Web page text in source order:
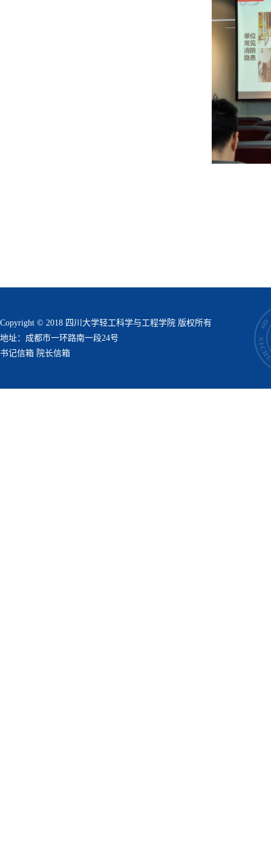
Copyright © 2018 四川大学轻工科学与工程学院 版权所有
地址：成都市一环路南一段24号
书记信箱 院长信箱